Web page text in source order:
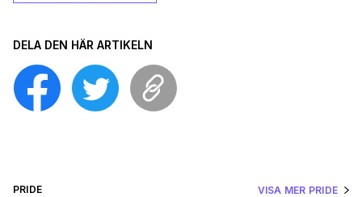
DELA DEN HÄR ARTIKELN
PRIDE VISA MER PRIDE